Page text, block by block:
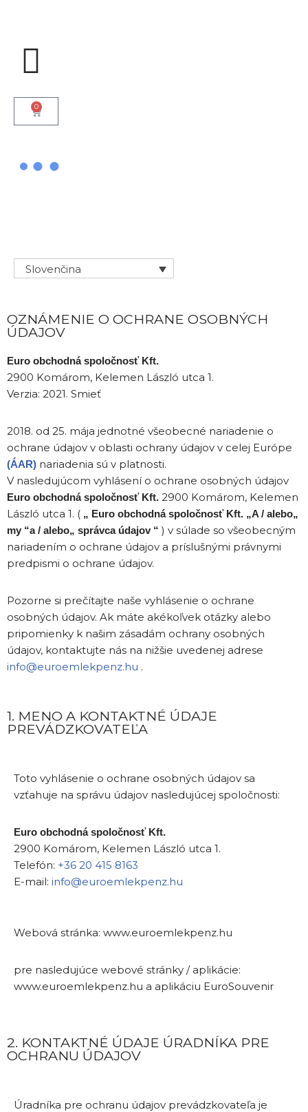
obsah
0
Slovenčina
OZNÁMENIE O OCHRANE OSOBNÝCH
ÚDAJOV
Euro obchodná spoločnosť Kft.
2900 Komárom, Kelemen László utca 1.
Verzia: 2021. Smieť
2018. od 25. mája jednotné všeobecné nariadenie o
ochrane údajov v oblasti ochrany údajov v celej Európe
(ÁAR) nariadenia sú v platnosti.
V nasledujúcom vyhlásení o ochrane osobných údajov
Euro obchodná spoločnosť Kft. 2900 Komárom, Kelemen
László utca 1. ( „ Euro obchodná spoločnosť Kft. „A / alebo„
my “a / alebo„ správca údajov “ ) v súlade so všeobecným
nariadením o ochrane údajov a príslušnými právnymi
predpismi o ochrane údajov.
Pozorne si prečítajte naše vyhlásenie o ochrane
osobných údajov. Ak máte akékoľvek otázky alebo
pripomienky k našim zásadám ochrany osobných
údajov, kontaktujte nás na nižšie uvedenej adrese
info@euroemlekpenz.hu .
1. MENO A KONTAKTNÉ ÚDAJE
PREVÁDZKOVATEĽA
Toto vyhlásenie o ochrane osobných údajov sa
vzťahuje na správu údajov nasledujúcej spoločnosti:
Euro obchodná spoločnosť Kft.
2900 Komárom, Kelemen László utca 1.
Telefón: +36 20 415 8163
E-mail: info@euroemlekpenz.hu
Webová stránka: www.euroemlekpenz.hu
pre nasledujúce webové stránky / aplikácie:
www.euroemlekpenz.hu a aplikáciu EuroSouvenir
2. KONTAKTNÉ ÚDAJE ÚRADNÍKA PRE
OCHRANU ÚDAJOV
Úradníka pre ochranu údajov prevádzkovateľa je